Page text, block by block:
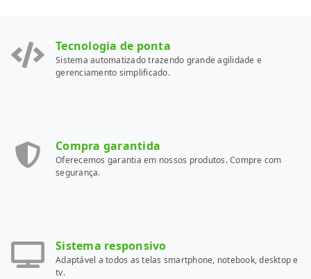
Tecnologia de ponta
Sistema automatizado trazendo grande agilidade e
gerenciamento simplificado.
Compra garantida
Oferecemos garantia em nossos produtos. Compre com
segurança.
Sistema responsivo
Adaptável a todos as telas smartphone, notebook, desktop e
tv.